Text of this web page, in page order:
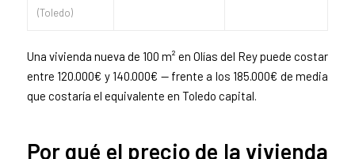
(Toledo)
Una vivienda nueva de 100 m² en Olías del Rey puede costar
entre 120.000€ y 140.000€ — frente a los 185.000€ de media
que costaría el equivalente en Toledo capital.
Por qué el precio de la vivienda